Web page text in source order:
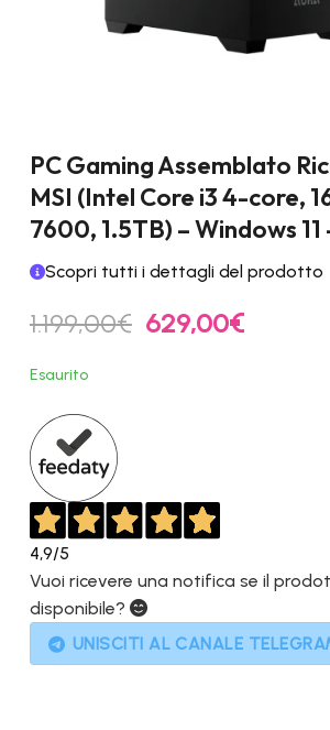
PC Gaming Assemblato
MSI (Intel Core i3 4-core,
7600, 1.5TB) – Windows
Scopri tutti i dettagli del prodotto
1.199,00€ Il
prezzo
629,00€Il
Esaurito
4,9/5
Vuoi ricevere una notifica se il
disponibile?
UNISCITI AL CANALE